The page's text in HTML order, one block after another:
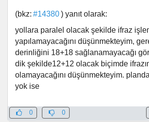
(bkz: #14380) yanıt olarak:
yollara paralel olacak şekilde ifraz
yapılamayacağını düşünmekteyim,
derinliğini 18+18 sağlanamayacağı
dik şekilde12+12 olacak biçimde
olamayacağını düşünmekteyim.
yok ise
0 0